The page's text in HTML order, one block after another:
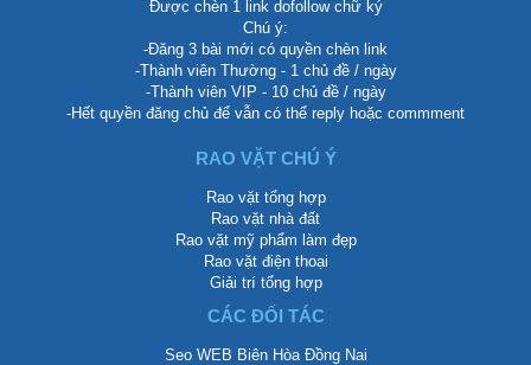
Được chèn 1 link dofollow chữ ký
Chú ý:
-Đăng 3 bài mới có quyền chèn link
-Thành viên Thường - 1 chủ đề / ngày
-Thành viên VIP - 10 chủ đề / ngày
-Hết quyền đăng chủ để vẫn có thể reply hoặc commment
RAO VẶT CHÚ Ý
Rao vặt tổng hợp
Rao vặt nhà đất
Rao vặt mỹ phẩm làm đẹp
Rao vặt điện thoại
Giải trí tổng hợp
CÁC ĐỐI TÁC
Seo WEB Biên Hòa Đồng Nai